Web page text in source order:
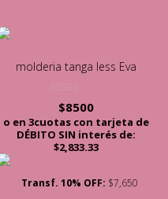
molderia tanga less Eva
Valorado con
5.00
de 5
$8500
o en 3cuotas con tarjeta de
DÉBITO SIN interés de:
$2,833.33
Transf. 10% OFF: $7,650